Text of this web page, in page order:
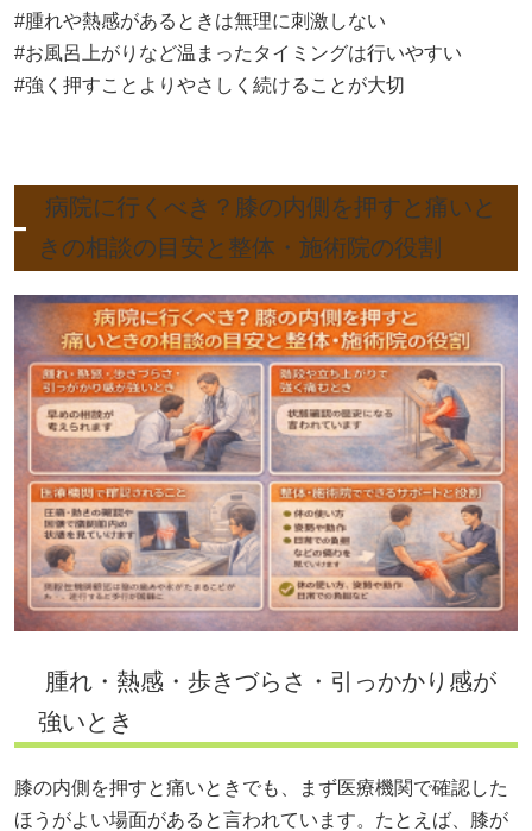
#腫れや熱感があるときは無理に刺激しない
#お風呂上がりなど温まったタイミングは行いやすい
#強く押すことよりやさしく続けることが大切
病院に行くべき？膝の内側を押すと痛いと
きの相談の目安と整体・施術院の役割
腫れ・熱感・歩きづらさ・引っかかり感が
強いとき
膝の内側を押すと痛いときでも、まず医療機関で確認した
ほうがよい場面があると言われています。たとえば、膝が